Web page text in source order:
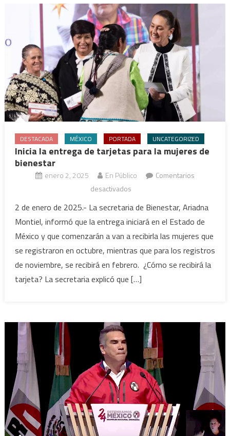
DESTACADA MÉXICO PORTADA UNCATEGORIZED
Inicia la entrega de tarjetas para la mujeres de
bienestar
enero 2, 2025 En Público
Comentarios
desactivadosen
la
entrega
de
tarjetas
para
la
2 de enero de 2025.- La secretaria de Bienestar, Ariadna
Montiel, informó que la entrega iniciará en el Estado de
México y que comenzarán a van a recibirla las mujeres que
se registraron en octubre, mientras que para los registros
de noviembre, se recibirá en febrero. ¿Cómo se recibirá la
tarjeta? La secretaria explicó que […]